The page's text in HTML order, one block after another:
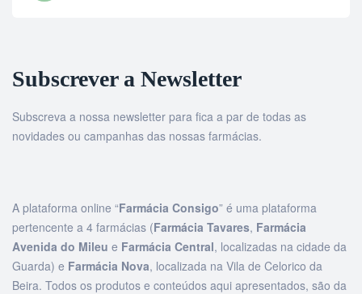
Subscrever a Newsletter
Subscreva a nossa newsletter para fica a par de todas as
novidades ou campanhas das nossas farmácias.
A plataforma online “Farmácia Consigo” é uma plataforma
pertencente a 4 farmácias (Farmácia Tavares, Farmácia
Avenida do Mileu e Farmácia Central, localizadas na cidade da
Guarda) e Farmácia Nova, localizada na Vila de Celorico da
Beira. Todos os produtos e conteúdos aqui apresentados, são da